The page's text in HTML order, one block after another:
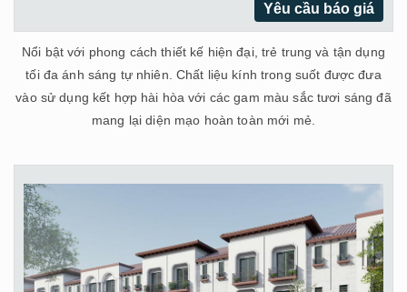
Yêu cầu báo giá
Nổi bật với phong cách thiết kế hiện đại, trẻ trung và tận dụng
tối đa ánh sáng tự nhiên. Chất liệu kính trong suốt được đưa
vào sử dụng kết hợp hài hòa với các gam màu sắc tươi sáng đã
mang lại diện mạo hoàn toàn mới mẻ.